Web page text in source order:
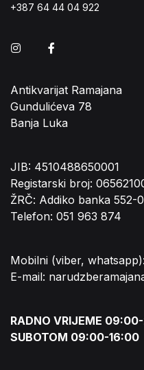
+387 64 44 04 922
Instagram
Antikvarijat Ramajana
Gundulićeva 78
Banja Luka
JIB: 4510488650001
Registarski broj:
ŽRČ: Addiko banka 552-
Telefon: 051 963 874
Mobilni (viber,
E-mail:
RADNO VRIJEME
SUBOTOM 09:00-16:00